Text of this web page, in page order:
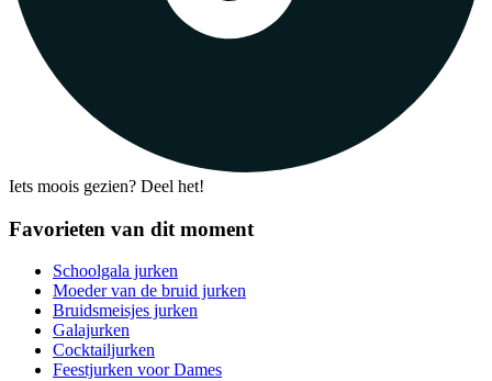
Iets moois gezien? Deel het!
Favorieten van dit moment
Schoolgala jurken
Moeder van de bruid jurken
Bruidsmeisjes jurken
Galajurken
Cocktailjurken
Feestjurken voor Dames